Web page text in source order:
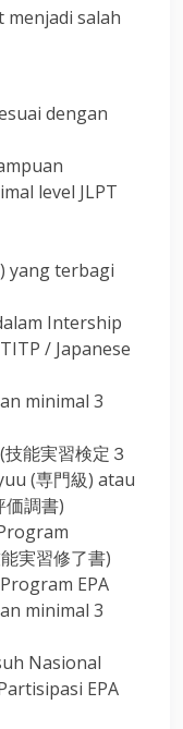
salah
dengan
level JLPT
yang terbagi
Intership
/ Japanese
minimal 3
能実習検定３
(専門級) atau
調書)
実習修了書)
EPA
minimal 3
Nasional
EPA